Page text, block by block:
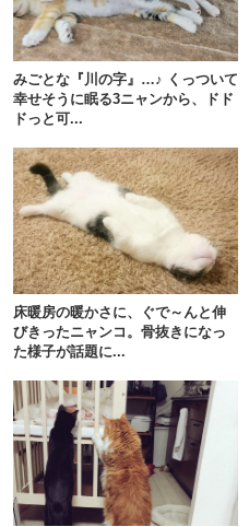
みごとな『川の字』…♪ くっついて
幸せそうに眠る3ニャンから、ドド
ドっと可...
床暖房の暖かさに、ぐで～んと伸
びきったニャンコ。骨抜きになっ
た様子が話題に...
PECOアプリをダ
アプ